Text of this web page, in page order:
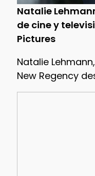
Natalie
de cine y
Pictures
Natalie
New Regency